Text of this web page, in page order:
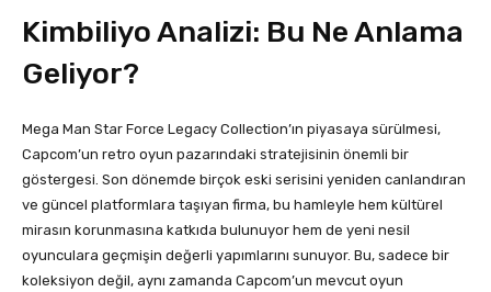
Kimbiliyo Analizi: Bu Ne Anlama
Geliyor?
Mega Man Star Force Legacy Collection’ın piyasaya sürülmesi,
Capcom’un retro oyun pazarındaki stratejisinin önemli bir
göstergesi. Son dönemde birçok eski serisini yeniden canlandıran
ve güncel platformlara taşıyan firma, bu hamleyle hem kültürel
mirasın korunmasına katkıda bulunuyor hem de yeni nesil
oyunculara geçmişin değerli yapımlarını sunuyor. Bu, sadece bir
koleksiyon değil, aynı zamanda Capcom’un mevcut oyun